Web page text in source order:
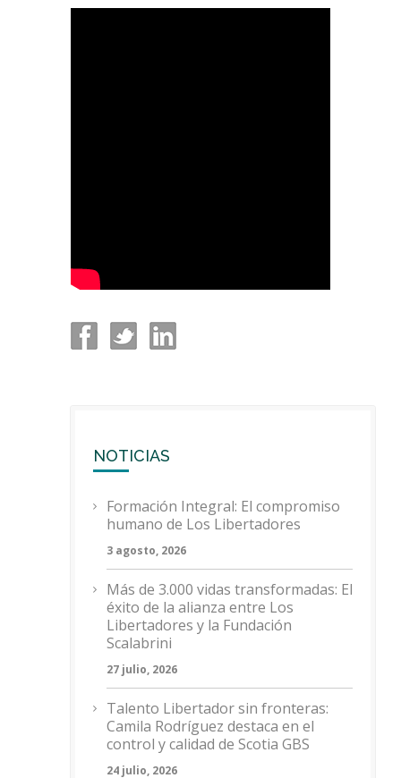
NOTICIAS
Formación Integral: El compromiso
humano de Los Libertadores
3 agosto, 2026
Más de 3.000 vidas transformadas: El
éxito de la alianza entre Los
Libertadores y la Fundación
Scalabrini
27 julio, 2026
Talento Libertador sin fronteras:
Camila Rodríguez destaca en el
control y calidad de Scotia GBS
24 julio, 2026